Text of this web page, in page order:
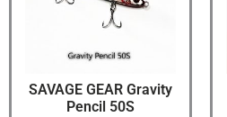
SAVAGE GEAR Gravity
Pencil 50S